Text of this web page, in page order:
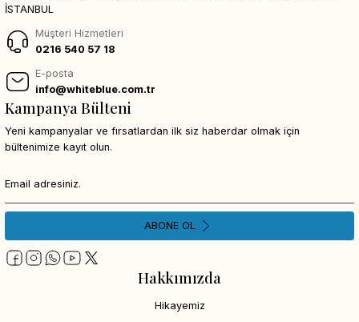
İSTANBUL
Müşteri Hizmetleri
0216 540 57 18
E-posta
info@whiteblue.com.tr
Hakkımızda
Hikayemiz
Kampanya Bülteni
Yeni kampanyalar ve fırsatlardan ilk siz haberdar olmak için
bültenimize kayıt olun.
ABONE OL